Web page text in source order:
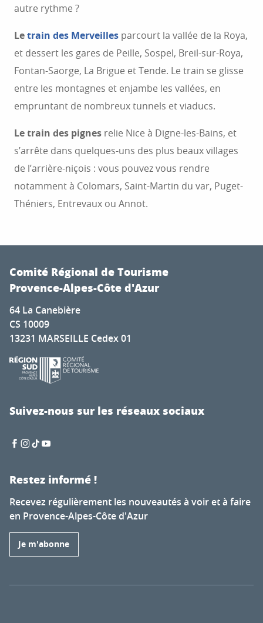
autre rythme ?
Letrain des Merveilles parcourt la vallée de la Roya,
et dessert les gares de Peille, Sospel, Breil-sur-Roya,
Fontan-Saorge, La Brigue et Tende. Le train se glisse
entre les montagnes et enjambe les vallées, en
empruntant de nombreux tunnels et viaducs.
Le train des pignes relie Nice à Digne-les-Bains, et
s’arrête dans quelques-uns des plus beaux villages
de l’arrière-niçois : vous pouvez vous rendre
notamment à Colomars, Saint-Martin du var, Puget-
Théniers, Entrevaux ou Annot.
Symbole de la cuisine niçoise, la socca est une
sorte de fine galette à base d’huile d’olive et de
farine de pois chiche. Inspirée de la cuisine
italienne et très facile à...
Comité Régional de Tourisme
Provence-Alpes-Côte d'Azur
64 La Canebière
CS 10009
13231 MARSEILLE Cedex 01
Suivez-nous sur les réseaux sociaux
Restez informé !
Recevez régulièrement les nouveautés à voir et à faire
en Provence-Alpes-Côte d'Azur
Je m'abonne